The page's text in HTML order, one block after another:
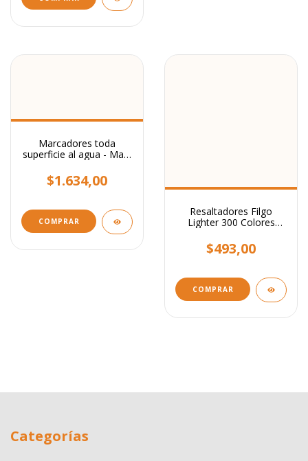
Marcadores toda
superficie al agua - Mark
$1.634,00
COMPRAR
Resaltadores Filgo
Lighter 300 Colores
$493,00
COMPRAR
Categorías